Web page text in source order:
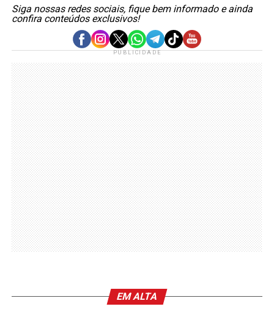
Siga nossas redes sociais, fique bem informado e ainda
confira conteúdos exclusivos!
PUBLICIDADE
EM ALTA